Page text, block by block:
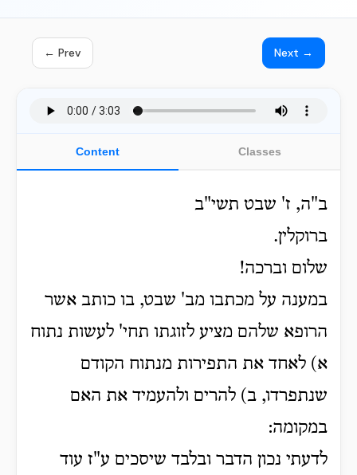
← Prev Next →
Content Classes
ב"ה, ז' שבט תשי"ב
ברוקלין.
שלום וברכה!
במענה על מכתבו מב' שבט, בו כותב אשר
הרופא שלהם מציע לזוגתו תחי' לעשות נתוח
א) לאחד את התפירות מנתוח הקודם
שנתפרדו, ב) להרים ולהעמיד את האם
במקומה:
לדעתי נכון הדבר ובלבד שיסכים ע"ז עוד